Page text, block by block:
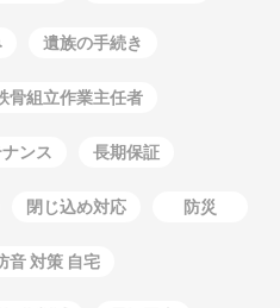
遺族の手続き
骨組立作業主任者
ンス 長期保証
閉じ込め対応 防災
音 対策 自宅